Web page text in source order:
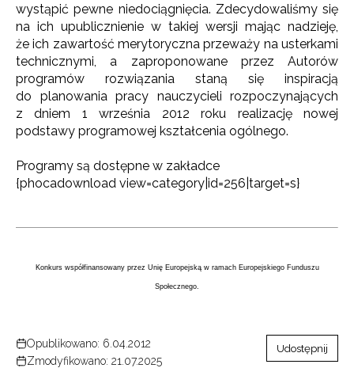
wystąpić pewne niedociągnięcia. Zdecydowaliśmy się
na ich upublicznienie w takiej wersji mając nadzieję,
że ich zawartość merytoryczna przeważy na usterkami
technicznymi, a zaproponowane przez Autorów
programów rozwiązania staną się inspiracją
do planowania pracy nauczycieli rozpoczynających
z dniem 1 września 2012 roku realizację nowej
podstawy programowej kształcenia ogólnego.
Programy są dostępne w zakładce
{phocadownload view=category|id=256|target=s}
Konkurs współfinansowany przez Unię Europejską w ramach Europejskiego Funduszu
Społecznego.
Opublikowano: 6.04.2012
Zmodyfikowano: 21.07.2025
Udostępnij